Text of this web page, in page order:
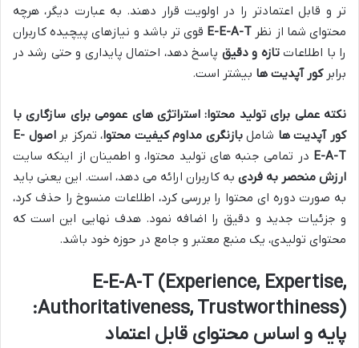
تر و قابل اعتمادتر را در اولویت قرار دهند. به عبارت دیگر، هرچه
محتوای شما از نظر E-E-A-T قوی تر باشد و نیازهای پیچیده کاربران
را با اطلاعاتتازه و دقیق پاسخ دهد، احتمال پایداری و حتی رشد در
برابرکور آپدیت ها بیشتر است.
نکته عملی برای تولید محتوا: استراتژی های عمومی برای سازگاری با
کور آپدیت ها شاملبازنگری مداوم کیفیت محتوا، تمرکز بر
اصول E-
E-A-T در تمامی جنبه های تولید محتوا، و اطمینان از اینکه سایت
ارزش منحصر به فردی به کاربران ارائه می دهد، است. این یعنی باید
به صورت دوره ای محتوا را بررسی کرد، اطلاعات منسوخ را حذف کرد،
و جزئیات جدید و دقیق را اضافه نمود. هدف نهایی این است که
محتوای تولیدی، یک منبع معتبر و جامع در حوزه خود باشد.
E-E-A-T (Experience, Expertise,
Authoritativeness, Trustworthiness):
پایه و اساس محتوای قابل اعتماد